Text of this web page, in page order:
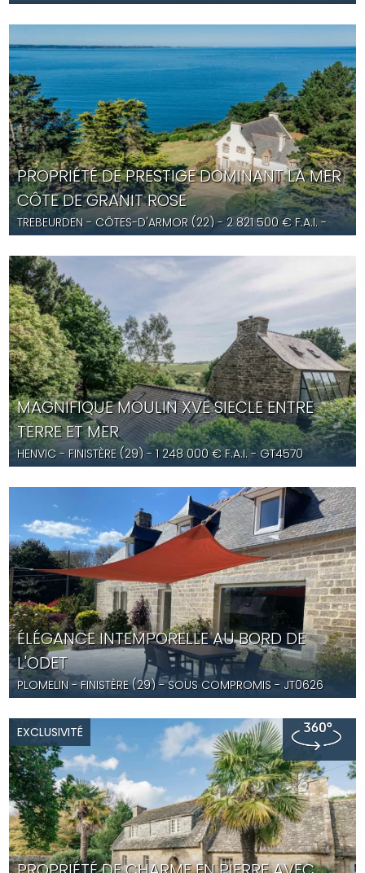
AT5684
PROPRIÉTÉ DE PRESTIGE DOMINANT LA MER
CÔTE DE GRANIT ROSE
TREBEURDEN- CÔTES-D'ARMOR (22) -2 821 500 € F.A.I.-
YD5680
MAGNIFIQUE MOULIN XVE SIECLE ENTRE
TERRE ET MER
HENVIC - FINISTÈRE (29) -1 248 000€ F.A.I.- GT4570
ÉLÉGANCE INTEMPORELLE AU BORD DE
L'ODET
PLOMELIN - FINISTÈRE (29) -SOUS COMPROMIS - JT0626
EXCLUSIVITÉ